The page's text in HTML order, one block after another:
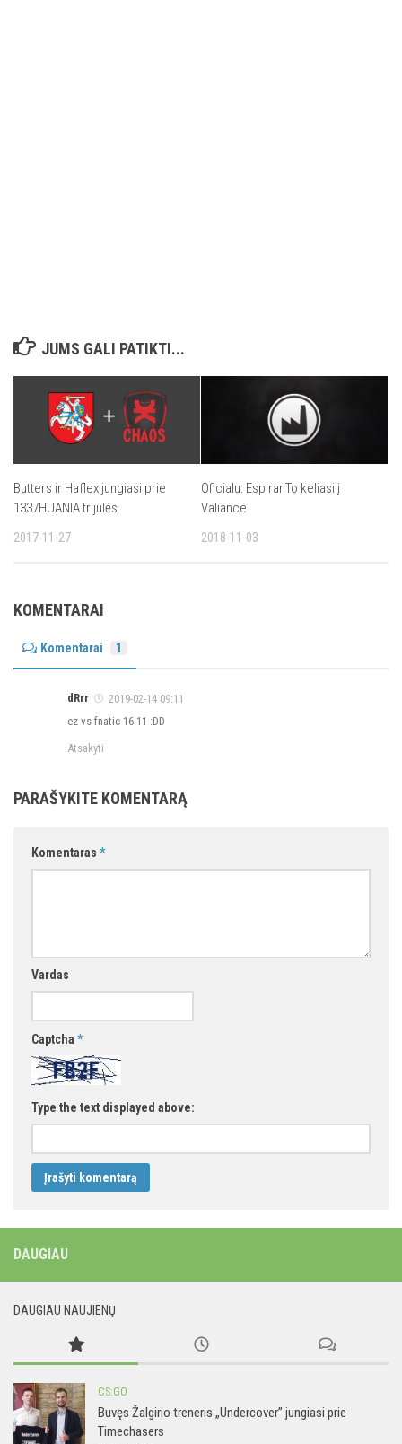
JUMS GALI PATIKTI...
Butters ir Haflex jungiasi prie
1337HUANIA trijulės
2017-11-27
Oficialu: EspiranTo keliasi į
Valiance
2018-11-03
KOMENTARAI
Komentarai 1
dRrr
2019-02-14 09:11
ez vs fnatic 16-11 :DD
Atsakyti
PARAŠYKITE KOMENTARĄ
Komentaras *
Vardas
Captcha *
Type the text displayed above:
DAUGIAU
DAUGIAU NAUJIENŲ
CS:GO
Buvęs Žalgirio treneris „Undercover” jungiasi prie
Timechasers